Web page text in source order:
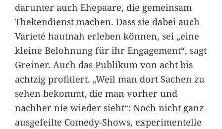
darunter auch Ehepaare, die gemeinsam
Thekendienst machen. Dass sie dabei auch
Varieté hautnah erleben können, sei „eine
kleine Belohnung für ihr Engagement“, sagt
Greiner. Auch das Publikum von acht bis
achtzig profitiert. „Weil man dort Sachen zu
sehen bekommt, die man vorher und
nachher nie wieder sieht“: Noch nicht ganz
ausgefeilte Comedy-Shows, experimentelle